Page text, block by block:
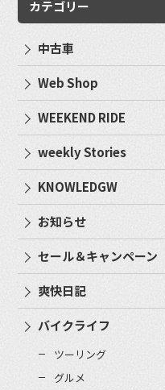
カテゴリー
中古車
Web Shop
WEEKEND RIDE
weekly Stories
KNOWLEDGW
お知らせ
セール＆キャンペーン
爽快日記
バイクライフ
ツーリング
グルメ